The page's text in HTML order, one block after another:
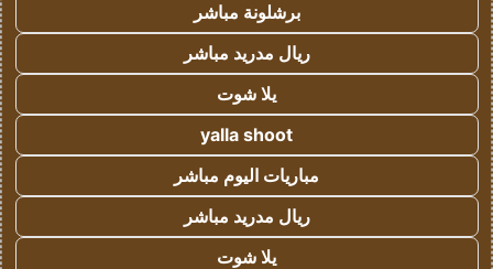
برشلونة مباشر
ريال مدريد مباشر
يلا شوت
yalla shoot
مباريات اليوم مباشر
ريال مدريد مباشر
يلا شوت